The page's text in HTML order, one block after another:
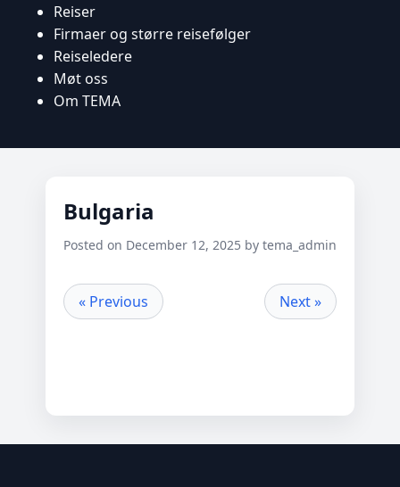
Reiser
Firmaer og større reisefølger
Reiseledere
Møt oss
Om TEMA
Bulgaria
Posted on December 12, 2025 by tema_admin
« Previous Next »